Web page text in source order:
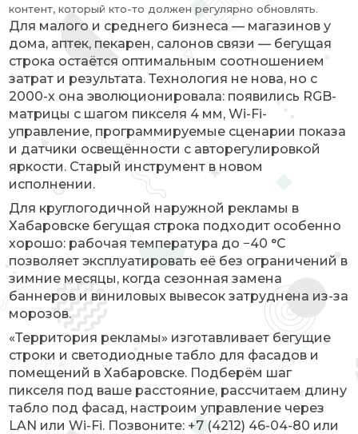
контент, который кто-то должен регулярно обновлять.
Для малого и среднего бизнеса — магазинов у
дома, аптек, пекарен, салонов связи — бегущая
строка остаётся оптимальным соотношением
затрат и результата. Технология не нова, но с
2000-х она эволюционировала: появились RGB-
матрицы с шагом пикселя 4 мм, Wi-Fi-
управление, программируемые сценарии показа
и датчики освещённости с авторегулировкой
яркости. Старый инструмент в новом
исполнении.
Для круглогодичной наружной рекламы в
Хабаровске бегущая строка подходит особенно
хорошо: рабочая температура до −40 °C
позволяет эксплуатировать её без ограничений в
зимние месяцы, когда сезонная замена
баннеров и виниловых вывесок затруднена из-за
морозов.
«Территория рекламы» изготавливает бегущие
строки и светодиодные табло для фасадов и
помещений в Хабаровске. Подберём шаг
пикселя под ваше расстояние, рассчитаем длину
табло под фасад, настроим управление через
LAN или Wi-Fi. Позвоните: +7 (4212) 46-04-80 или